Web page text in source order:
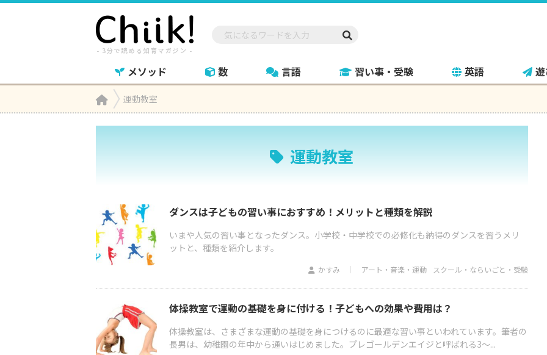
メソッド 数 言語 習い事・受験 英語
Home運動教室
運動教室
ダンスは子どもの習い事におすすめ！メリットと種類を解説
いまや人気の習い事となったダンス。小学校・中学校での必修化も納得のダンスを習うメリ
ットと、種類を紹介します。
かすみ アート・音楽・運動 スクール・ならいごと・受験
体操教室で運動の基礎を身に付ける！子どもへの効果や費用は？
体操教室は、さまざまな運動の基礎を身につけるのに最適な習い事といわれています。筆者の
長男は、幼稚園の年中から通いはじめました。プレゴールデンエイジと呼ばれる3～...